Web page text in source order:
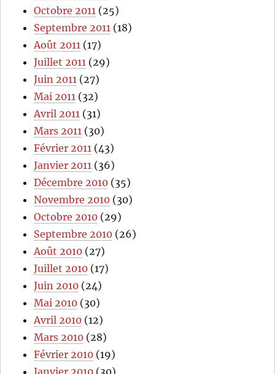
Octobre 2011 (25)
Septembre 2011 (18)
Août 2011 (17)
Juillet 2011 (29)
Juin 2011 (27)
Mai 2011 (32)
Avril 2011 (31)
Mars 2011 (30)
Février 2011 (43)
Janvier 2011 (36)
Décembre 2010 (35)
Novembre 2010 (30)
Octobre 2010 (29)
Septembre 2010 (26)
Août 2010 (27)
Juillet 2010 (17)
Juin 2010 (24)
Mai 2010 (30)
Avril 2010 (12)
Mars 2010 (28)
Février 2010 (19)
Janvier 2010 (30)